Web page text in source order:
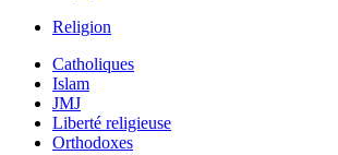
Religion
Catholiques
Islam
JMJ
Liberté religieuse
Orthodoxes